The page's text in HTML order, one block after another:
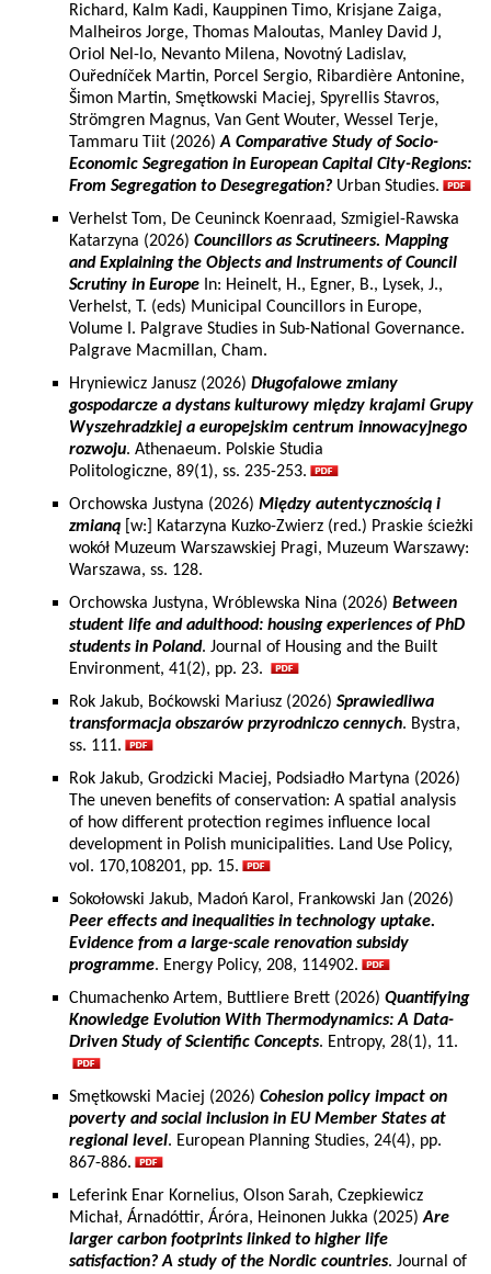
Richard, Kalm Kadi, Kauppinen Timo, Krisjane Zaiga,
Malheiros Jorge, Thomas Maloutas, Manley David J,
Oriol Nel-lo, Nevanto Milena, Novotný Ladislav,
Ouředníček Martin, Porcel Sergio, Ribardière Antonine,
Šimon Martin, Smętkowski Maciej, Spyrellis Stavros,
Strömgren Magnus, Van Gent Wouter, Wessel Terje,
Tammaru Tiit (2026)A Comparative Study of Socio-
Economic Segregation in European Capital City-Regions:
From Segregation to Desegregation? Urban Studies.
Verhelst Tom, De Ceuninck Koenraad, Szmigiel-Rawska
Katarzyna (2026) Councillors as Scrutineers. Mapping
and Explaining the Objects and Instruments of Council
Scrutiny in Europe In: Heinelt, H., Egner, B., Lysek, J.,
Verhelst, T. (eds) Municipal Councillors in Europe,
Volume I. Palgrave Studies in Sub-National Governance.
Palgrave Macmillan, Cham.
Hryniewicz Janusz (2026) Długofalowe zmiany
gospodarcze a dystans kulturowy między krajami Grupy
Wyszehradzkiej a europejskim centrum innowacyjnego
rozwoju. Athenaeum. Polskie Studia
Politologiczne, 89(1), ss. 235-253.
Orchowska Justyna (2026) Między autentycznością i
zmianą [w:] Katarzyna Kuzko-Zwierz (red.) Praskie ścieżki
wokół Muzeum Warszawskiej Pragi, Muzeum Warszawy:
Warszawa, ss. 128.
Orchowska Justyna, Wróblewska Nina (2026) Between
student life and adulthood: housing experiences of PhD
students in Poland. Journal of Housing and the Built
Environment, 41(2), pp. 23.
Rok Jakub, Boćkowski Mariusz (2026) Sprawiedliwa
transformacja obszarów przyrodniczo cennych. Bystra,
ss. 111.
Rok Jakub, Grodzicki Maciej, Podsiadło Martyna (2026)
The uneven benefits of conservation: A spatial analysis
of how different protection regimes influence local
development in Polish municipalities. Land Use Policy,
vol. 170,108201, pp. 15.
Sokołowski Jakub, Madoń Karol, Frankowski Jan (2026)
Peer effects and inequalities in technology uptake.
Evidence from a large-scale renovation subsidy
programme. Energy Policy, 208, 114902.
Chumachenko Artem, Buttliere Brett (2026) Quantifying
Knowledge Evolution With Thermodynamics: A Data-
Driven Study of Scientific Concepts. Entropy, 28(1), 11.
Smętkowski Maciej (2026) Cohesion policy impact on
poverty and social inclusion in EU Member States at
regional level. European Planning Studies, 24(4), pp.
867-886.
Leferink Enar Kornelius, Olson Sarah, Czepkiewicz
Michał, Árnadóttir, Áróra, Heinonen Jukka (2025)Are
larger carbon footprints linked to higher life
satisfaction? A study of the Nordic countries. Journal of